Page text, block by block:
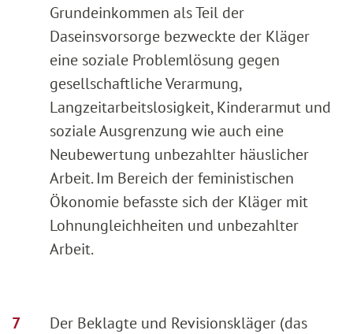
Grundeinkommen als Teil der
Daseinsvorsorge bezweckte der Kläger
eine soziale Problemlösung gegen
gesellschaftliche Verarmung,
Langzeitarbeitslosigkeit, Kinderarmut und
soziale Ausgrenzung wie auch eine
Neubewertung unbezahlter häuslicher
Arbeit. Im Bereich der feministischen
Ökonomie befasste sich der Kläger mit
Lohnungleichheiten und unbezahlter
Arbeit.
Der Beklagte und Revisionskläger (das